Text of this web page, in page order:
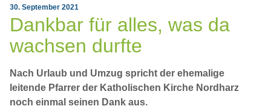
30. September 2021
Dankbar für alles, was da
wachsen durfte
Nach Urlaub und Umzug spricht der ehemalige
leitende Pfarrer der Katholischen Kirche Nordharz
noch einmal seinen Dank aus.